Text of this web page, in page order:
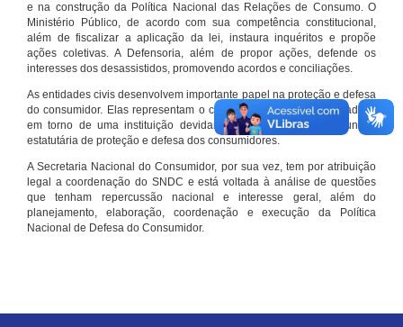
e na construção da Política Nacional das Relações de Consumo. O
Ministério Público, de acordo com sua competência constitucional,
além de fiscalizar a aplicação da lei, instaura inquéritos e propõe
ações coletivas. A Defensoria, além de propor ações, defende os
interesses dos desassistidos, promovendo acordos e conciliações.
As entidades civis desenvolvem importante papel na proteção e defesa
do consumidor. Elas representam o conjunto organizado de cidadãos
em torno de uma instituição devidamente registrada e com função
estatutária de proteção e defesa dos consumidores.
A Secretaria Nacional do Consumidor, por sua vez, tem por atribuição
legal a coordenação do SNDC e está voltada à análise de questões
que tenham repercussão nacional e interesse geral, além do
planejamento, elaboração, coordenação e execução da Política
Nacional de Defesa do Consumidor.